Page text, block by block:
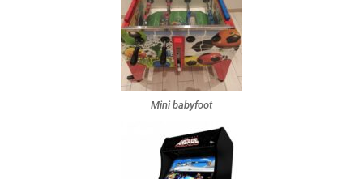
Mini babyfoot